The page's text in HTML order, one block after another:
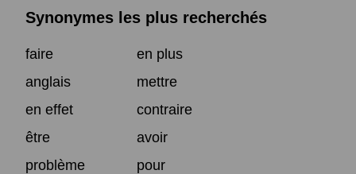
Synonymes les plus recherchés
faire
en plus
anglais
mettre
en effet
contraire
être
avoir
problème
pour